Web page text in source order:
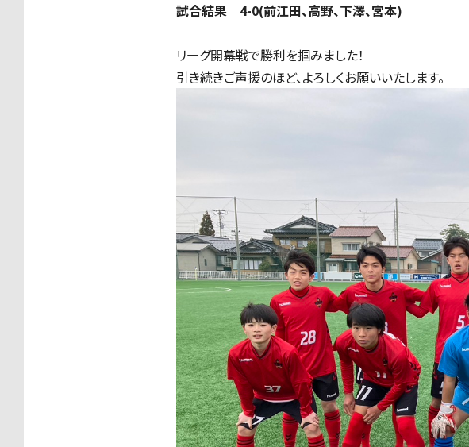
試合結果 4-0(前江田、高野、下澤、宮本)
リーグ開幕戦で勝利を掴みました！
引き続きご声援のほど、よろしくお願いいたします。